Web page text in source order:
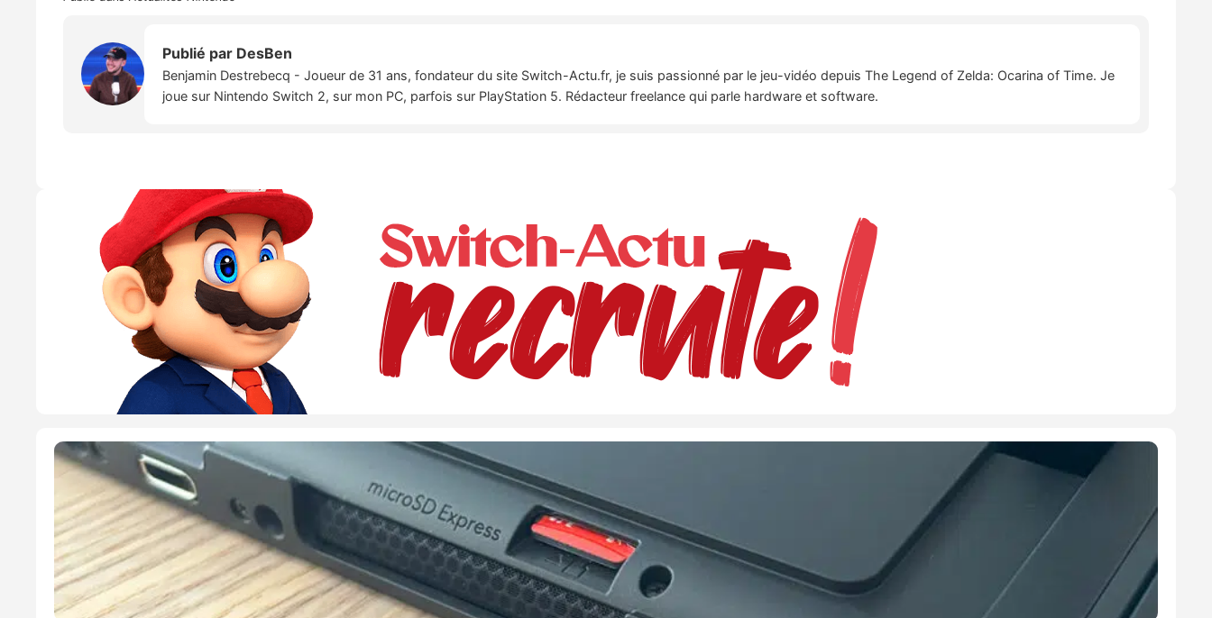
Publié par DesBen
Benjamin Destrebecq - Joueur de 31 ans, fondateur du site Switch-Actu.fr, je suis passionné par le jeu-vidéo depuis The Legend of Zelda: Ocarina of Time. Je
joue sur Nintendo Switch 2, sur mon PC, parfois sur PlayStation 5. Rédacteur freelance qui parle hardware et software.